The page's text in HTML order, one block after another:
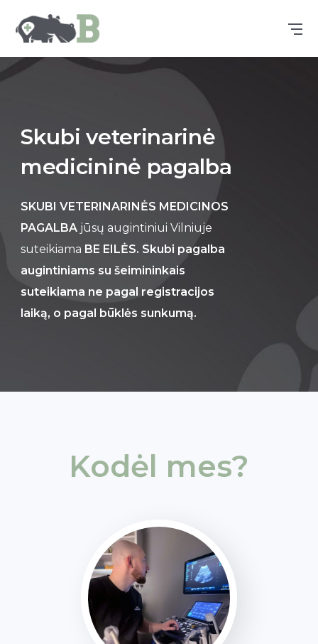
Skubi veterinarinė
medicininė pagalba
SKUBI VETERINARINĖS MEDICINOS
PAGALBAjūsų augintiniui Vilniuje
suteikiama BE EILĖS. Skubi pagalba
augintiniams su šeimininkais
suteikiama ne pagal registracijos
laiką, o pagal būklės sunkumą.
Kodėl mes?